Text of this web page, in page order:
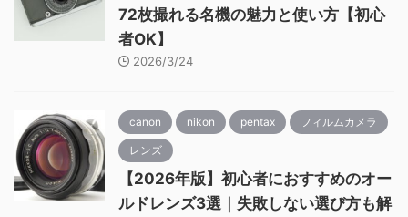
72枚撮れる名機の魅力と使い方【初心
者OK】
2026/3/24
canon nikon pentax フィルムカメラ
レンズ
【2026年版】初心者におすすめのオー
ルドレンズ3選｜失敗しない選び方も解